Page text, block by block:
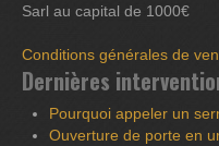
Sarl au capital de 1000€
Conditions générales de
Dernières
Pourquoi appeler un
Ouverture de porte en